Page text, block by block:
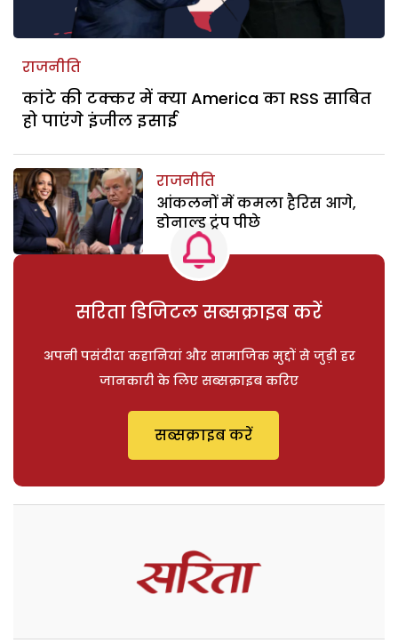
राजनीति
कांटे की टक्कर में क्या America का RSS साबित
हो पाएंगे इंजील इसाई
राजनीति
आंकलनों में कमला हैरिस आगे,
डोनाल्ड ट्रंप पीछे
सरिता डिजिटल सब्सक्राइब करें
अपनी पसंदीदा कहानियां और सामाजिक मुद्दों से जुड़ी हर
जानकारी के लिए सब्सक्राइब करिए
सब्सक्राइब करें